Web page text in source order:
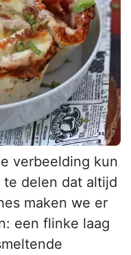
verbeelding kun
delen dat altijd
maken we er
een flinke laag